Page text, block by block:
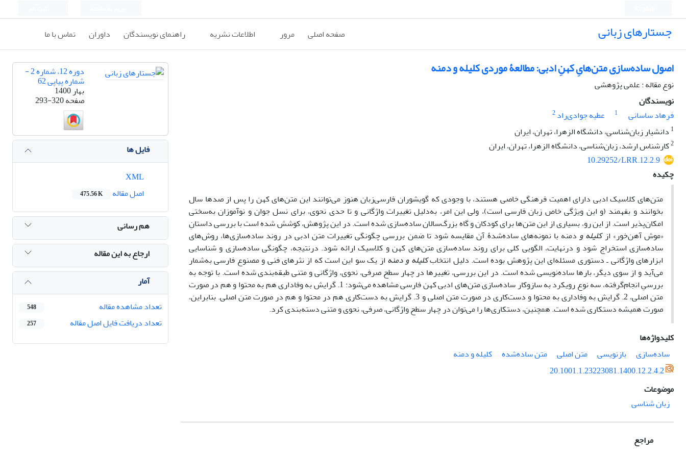
جستارهای زبانی صفحه اصلی مرور اطلاعات نشریه راهنمای نویسندگان داوران تماس با ما
اصول ساده‌سازی متن‌هایِ کهنِ ادبی: مطالعۀ موردی کلیله و دمنه
نوع مقاله : علمی پژوهشی
نویسندگان
فرهاد ساسانی
1 عطیه جوادی‌راد2
1 دانشیار زبان‌شناسی، دانشگاه الزهرا، تهران، ایران
2کارشناس ارشد، زبان‌شناسی، دانشگاه الزهرا، تهران، ایران
10.29252/LRR.12.2.9
چکیده
متن‌های کلاسیک ادبی دارای اهمیت فرهنگی خاصی هستند، با وجودی که گویشوران فارسی‌زبان هنوز می‌توانند این متن‌های کهن را پس از صدها سال
بخوانند و بفهمند (و این ویژگی خاص زبان فارسی است)، ولی این امر، به‌دلیل تغییرات واژگانی و تا حدی نحوی، برای نسل جوان و نوآموزان به‌سختی
امکان‌پذیر است. از این رو، بسیاری از این متن‌ها برای کودکان و گاه بزرگ‌سالان ساده‌سازی شده‌ است. در این پژوهش، کوشش شده است با بررسی داستانِ
«موش آهن‌خور» ازکلیله و دمنه با نمونه‌های ساده‌شدۀ آن مقایسه شود تا ضمن بررسی چگونگی تغییرات متن ادبی در روند ساده‌سازی‌ها، روش‌های
ساده‌سازی استخراج شود و در‌نهایت، الگویی کلی برای روند ساده‌سازی متن‌های کهن و کلاسیک ارائه شود. در‌نتیجه، چگونگی ساده‌سازی و شناسایی
ابزارهای واژگانی ـ دستوری مسئله‌ای این پژوهش بوده است. دلیل انتخابکلیله و دمنه از یک سو این است که از نثرهای فنی و مصنوع فارسی به‌شمار
می‌آید و از سوی دیگر، بارها ساده‌نویسی شده است. در این بررسی، تغییرها در چهار سطح صرفی، نحوی، واژگانی و متنی طبقه‌بندی شده است. با توجه به
بررسیِ انجام‌گرفته، سه نوع رویکرد به سازوکار ساده‌سازی متن‌های ادبی کهن فارسی مشاهده می‌شود: 1. گرایش به وفاداری هم به محتوا و هم در صورت
متن اصلی، 2. گرایش به وفاداری به محتوا و دست‌کاری در صورت متن اصلی و 3. گرایش به دست‌کاری هم در محتوا و هم در صورت متن اصلی. بنابراین،
صورت همیشه دستکاری شده است. همچنین، دستکاری‌ها را می‌‌توان در چهار سطح واژگانی، صرفی، نحوی و متنی دسته‌بندی کرد.
کلیدواژه‌ها
ساده‌سازی
بازنویسی متن اصلی متن ساده‌شده
کلیله و دمنه
20.1001.1.23223081.1400.12.2.4.2
موضوعات
زبان شناسی
مراجع
دوره 12، شماره 2 -
شماره پیاپی 62
بهار 1400
صفحه293-320
فایل ها
اصل مقاله
475.56 K
هم رسانی
ارجاع به این مقاله
آمار
تعداد مشاهده مقاله
548
تعداد دریافت فایل اصل مقاله 257